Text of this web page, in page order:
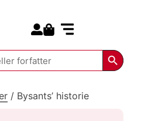
Search
/ Bysants’ historie